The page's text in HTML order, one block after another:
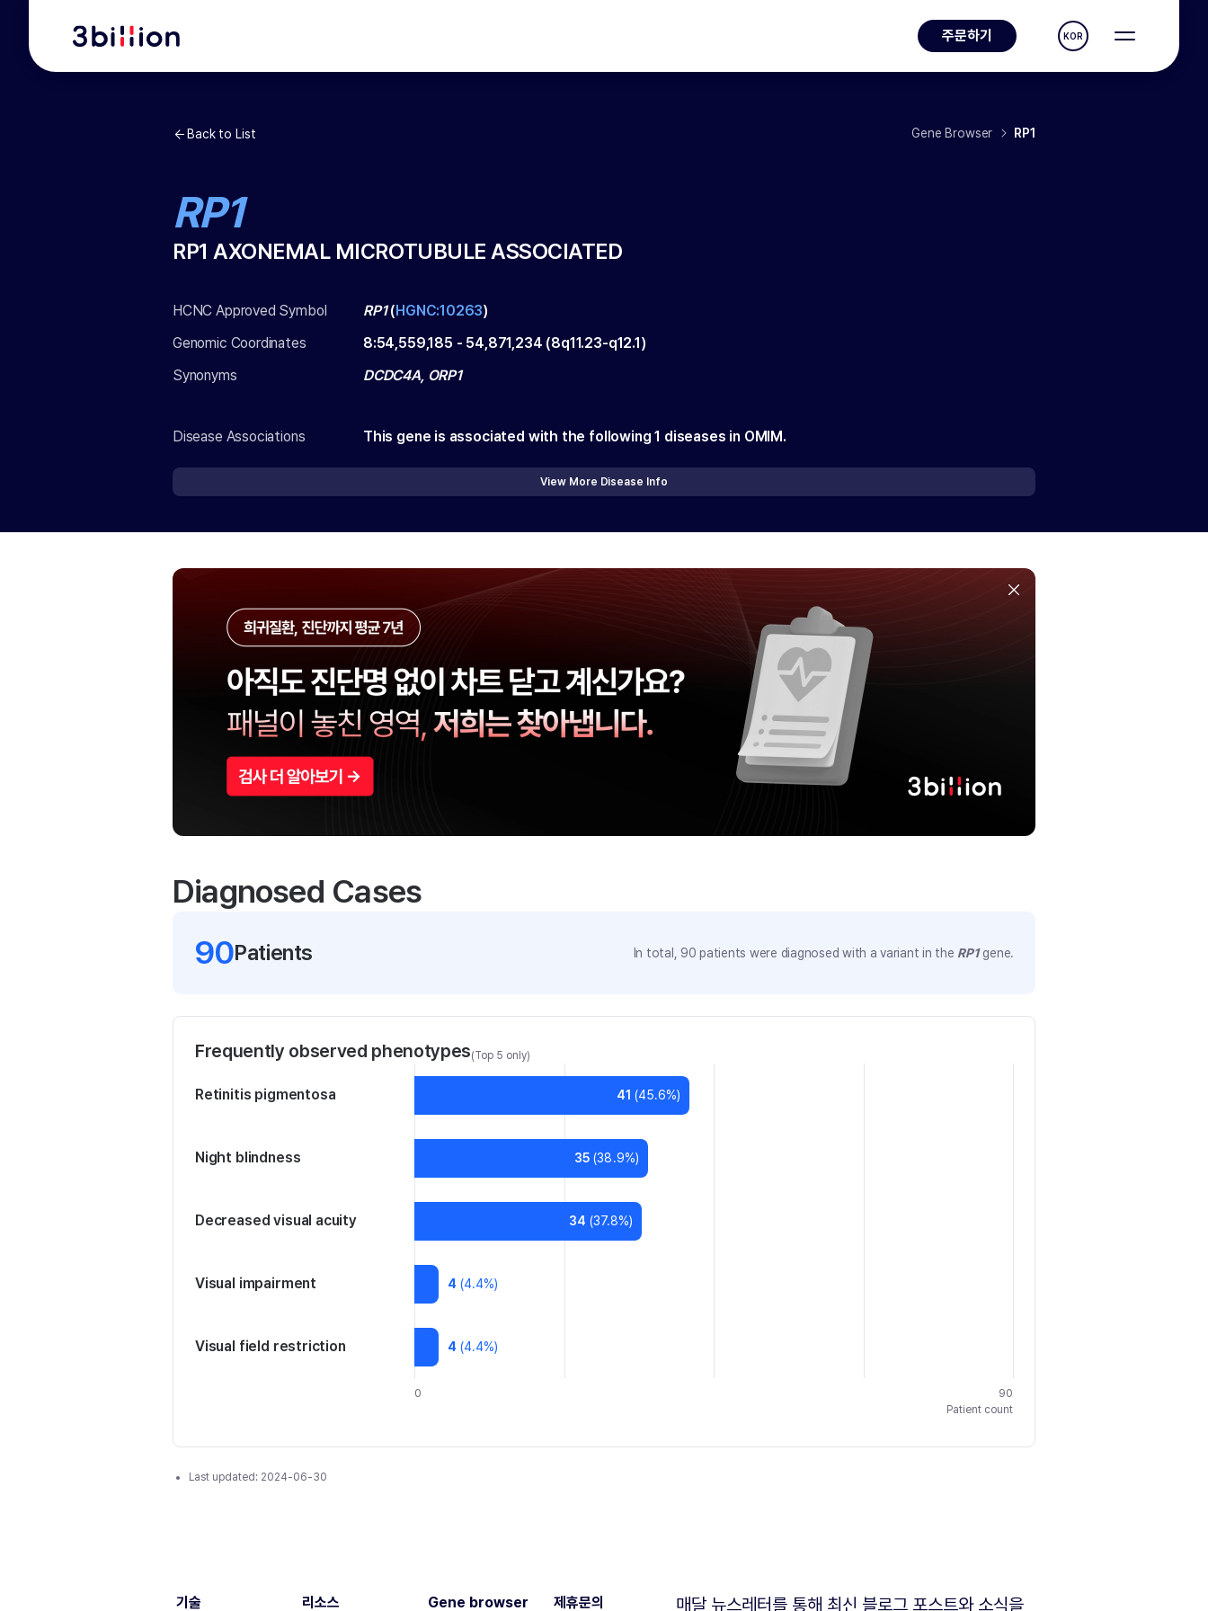
주문하기 KOR
Back to List Gene Browser RP1
RP1
RP1 AXONEMAL MICROTUBULE ASSOCIATED
HCNC Approved Symbol RP1(HGNC:10263)
Genomic Coordinates
8:54,559,185 - 54,871,234 (8q11.23-q12.1)
Synonyms
DCDC4A, ORP1
Disease Associations This gene is associated with the following 1 diseases in OMIM.
View More Disease Info
Diagnosed Cases
90Patients In total, 90 patients were diagnosed with a variant in the RP1gene.
Frequently observed phenotypes(Top 5 only)
0
90
Patient count
Retinitis pigmentosa 41 (45.6%)
Night blindness 35 (38.9%)
Decreased visual acuity 34 (37.8%)
Visual impairment 4 (4.4%)
Visual field restriction 4 (4.4%)
Last updated: 2024-06-30
기술 리소스 Gene browser 제휴문의 매달 뉴스레터를 통해 최신 블로그 포스트와 소식을